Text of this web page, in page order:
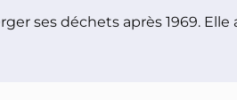
ses déchets après 1969.